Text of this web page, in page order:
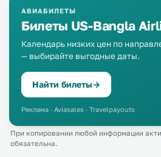
АВИАБИЛЕТЫ
Билеты US-Bangla
Календарь низких цен по
— выбирайте выгодные даты.
Найти билеты→
Реклама · Aviasales · Travelpayouts
При копировании любой информации
обязательна.